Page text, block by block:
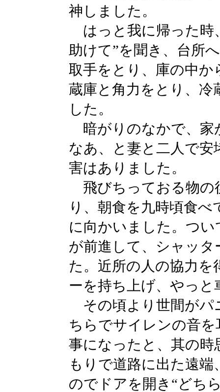
神しました。
はっと我に帰った時
助けて”を聞き、台所
取手をとり、庫の中
蔵庫と角力をとり、
した。
暗がりのなかで、家
なあ、と妻と二人で
害はありました。
飛びちっておる物の
り、朝食を九時頃食
に向かいました。つ
が前進して、シャッ
た。近所の人の協力
ーを持ち上げ、やっ
その頃より世間がパ
ちらでサイレンの音
事になったと、其の
もりで道路に出た遠
のでドアを開き“どち